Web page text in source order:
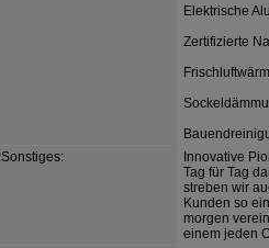
Elektrische
Zertifizierte
Sonstiges:
Innovative
Tag für Tag
streben wir
Kunden so
morgen
einem jeden